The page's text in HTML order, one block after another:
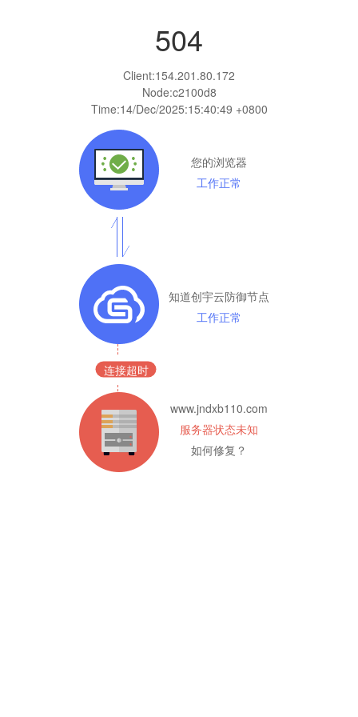
504
Client:154.201.80.172
Node:c2100d8
Time:14/Dec/2025:15:40:49 +0800
您的浏览器
工作正常
知道创宇云防御节点
工作正常
连接超时
www.jndxb110.com
服务器状态未知
如何修复？